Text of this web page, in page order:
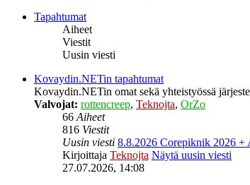
Tapahtumat
Aiheet
Viestit
Uusin viesti
Kovaydin.NETin tapahtumat
Kovaydin.NETin omat sekä yhteistyössä
Valvojat: rottencreep, Teknojta, OrZo
66Aiheet
816 Viestit
Uusin viesti 8.8.2026 Corepiknik 2026
Kirjoittaja Teknojta Näytä uusin viesti
27.07.2026, 14:08